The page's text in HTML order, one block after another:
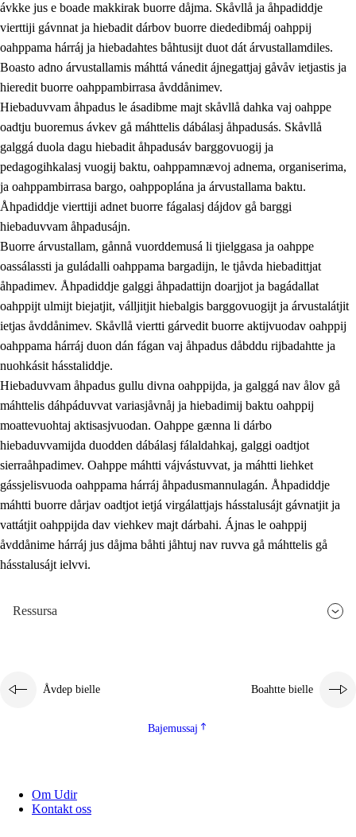
ávkke jus e boade makkirak buorre dåjma. Skåvllå ja åhpadiddje
vierttiji gávnnat ja hiebadit dárbov buorre diededibmáj oahppij
oahppama hárráj ja hiebadahtes båhtusijt duot dát árvustallamdiles.
Boasto adno árvustallamis máhttá vánedit ájnegattjaj gåvåv ietjastis ja
hieredit buorre oahppambirrasa åvddånimev.
Hiebaduvvam åhpadus le ásadibme majt skåvllå dahka vaj oahppe
oadtju buoremus ávkev gå máhttelis dábálasj åhpadusás. Skåvllå
galggá duola dagu hiebadit åhpadusáv barggovuogij ja
pedagogihkalasj vuogij baktu, oahppamnævoj adnema, organiserima,
ja oahppambirrasa bargo, oahppoplána ja árvustallama baktu.
Åhpadiddje vierttiji adnet buorre fágalasj dájdov gå barggi
hiebaduvvam åhpadusájn.
Buorre árvustallam, gånnå vuorddemusá li tjielggasa ja oahppe
oassálassti ja guládalli oahppama bargadijn, le tjåvda hiebadittjat
åhpadimev. Åhpadiddje galggi åhpadattijn doarjjot ja bagádallat
oahppijt ulmijt biejatjit, válljitjit hiebalgis barggovuogijt ja árvustalátjit
ietjas åvddånimev. Skåvllå viertti gárvedit buorre aktijvuodav oahppij
oahppama hárráj duon dán fágan vaj åhpadus dåbddu rijbadahtte ja
nuohkásit hásstaliddje.
Hiebaduvvam åhpadus gullu divna oahppijda, ja galggá nav ålov gå
máhttelis dáhpáduvvat variasjåvnåj ja hiebadimij baktu oahppij
moattevuohtaj aktisasjvuodan. Oahppe gænna li dárbo
hiebaduvvamijda duodden dábálasj fálaldahkaj, galggi oadtjot
sierraåhpadimev. Oahppe máhtti vájvástuvvat, ja máhtti liehket
gássjelisvuoda oahppama hárráj åhpadusmannulagán. Åhpadiddje
máhtti buorre dårjav oadtjot ietjá virgálattjajs hásstalusájt gávnatjit ja
vattátjit oahppijda dav viehkev majt dárbahi. Ájnas le oahppij
åvddånime hárráj jus dåjma båhti jåhtuj nav ruvva gå máhttelis gå
hásstalusájt ielvvi.
Ressursa
Åvdep bielle Boahtte bielle
Bajemussaj
Om Udir
Kontakt oss